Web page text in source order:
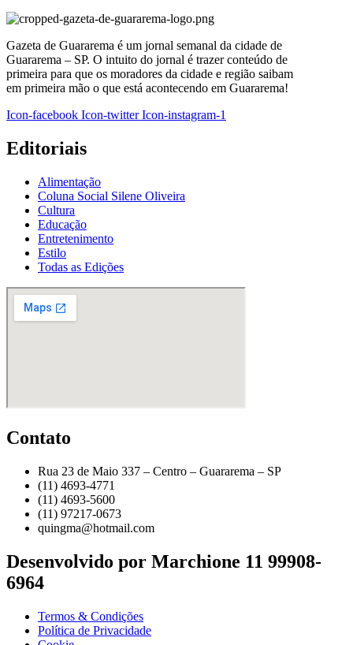
Gazeta de Guararema é um jornal semanal da cidade de
Guararema – SP. O intuito do jornal é trazer conteúdo de
primeira para que os moradores da cidade e região saibam
em primeira mão o que está acontecendo em Guararema!
Icon-facebook Icon-twitter Icon-instagram-1
Editoriais
Alimentação
Coluna Social Silene Oliveira
Cultura
Educação
Entretenimento
Estilo
Todas as Edições
Contato
Rua 23 de Maio 337 – Centro – Guararema – SP
(11) 4693-4771
(11) 4693-5600
(11) 97217-0673
quingma@hotmail.com
Desenvolvido por Marchione 11 99908-
6964
Termos & Condições
Política de Privacidade